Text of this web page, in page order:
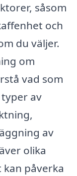
såsom
och
du väljer.
om
vad som
av
av
olika
påverka